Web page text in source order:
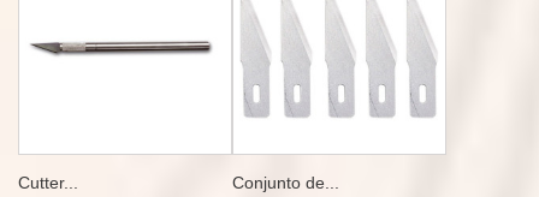
Cutter... Conjunto de...